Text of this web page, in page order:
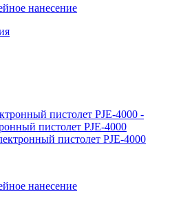
нанесение
пистолет PJE-4000
нанесение